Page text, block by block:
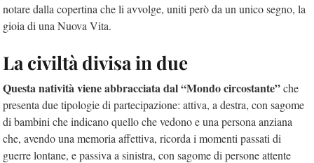
notare dalla copertina che li avvolge, uniti però da un unico segno, la
gioia di una Nuova Vita.
La civiltà divisa in due
Questa natività viene abbracciata dal “Mondo circostante”che
presenta due tipologie di partecipazione: attiva, a destra, con sagome
di bambini che indicano quello che vedono e una persona anziana
che, avendo una memoria affettiva, ricorda i momenti passati di
guerre lontane, e passiva a sinistra, con sagome di persone attente